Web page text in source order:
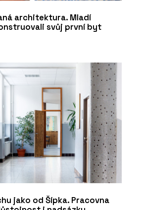
architektura. Mladí
svůj první byt
jako od Šípka. Pracovna